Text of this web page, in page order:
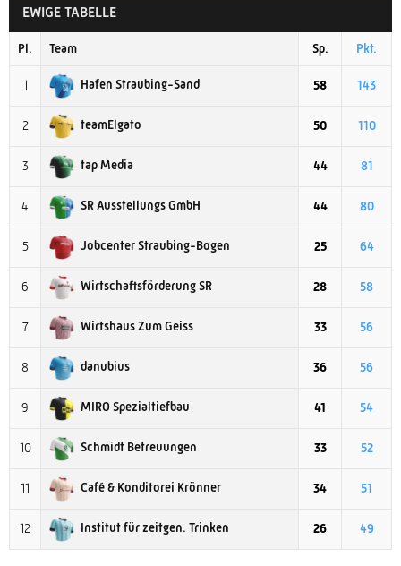
EWIGE TABELLE
Pl. Team Sp. Pkt.
1 Hafen Straubing-Sand 58 143
2 teamElgato 50 110
3 tap Media 44 81
4 SR Ausstellungs GmbH 44 80
5 Jobcenter Straubing-Bogen 25 64
6 Wirtschaftsförderung SR 28 58
7 Wirtshaus Zum Geiss 33 56
8 danubius 36 56
9 MIRO Spezialtiefbau 41 54
10 Schmidt Betreuungen 33 52
11 Café & Konditorei Krönner 34 51
12 Institut für zeitgen. Trinken 26 49